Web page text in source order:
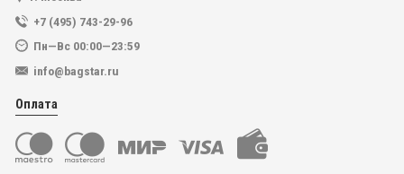
+7 (495) 743-29-96
Пн—Вс 00:00—23:59
info@bagstar.ru
Оплата